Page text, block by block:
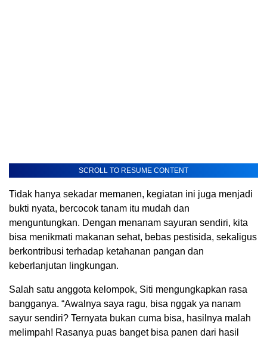
SCROLL TO RESUME CONTENT
Tidak hanya sekadar memanen, kegiatan ini juga menjadi
bukti nyata, bercocok tanam itu mudah dan
menguntungkan. Dengan menanam sayuran sendiri, kita
bisa menikmati makanan sehat, bebas pestisida, sekaligus
berkontribusi terhadap ketahanan pangan dan
keberlanjutan lingkungan.
Salah satu anggota kelompok, Siti mengungkapkan rasa
bangganya. “Awalnya saya ragu, bisa nggak ya nanam
sayur sendiri? Ternyata bukan cuma bisa, hasilnya malah
melimpah! Rasanya puas banget bisa panen dari hasil